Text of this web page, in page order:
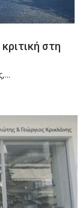
στη